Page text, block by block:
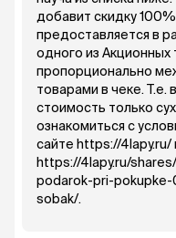
добавит скидку
предоставляется в
одного из Акционных
пропорционально
товарами в чеке. Т.е.
стоимость только
ознакомиться с
сайте https://4lapy.ru/
https://4lapy.ru/
podarok-pri-
sobak/.